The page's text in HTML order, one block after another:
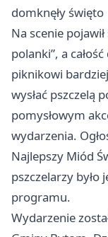
domknęły święto
Na scenie
polanki”, a
piknikowi
wysłać pszczelą
pomysłowym
wydarzenia.
Najlepszy Miód
pszczelarzy
programu.
Wydarzenie